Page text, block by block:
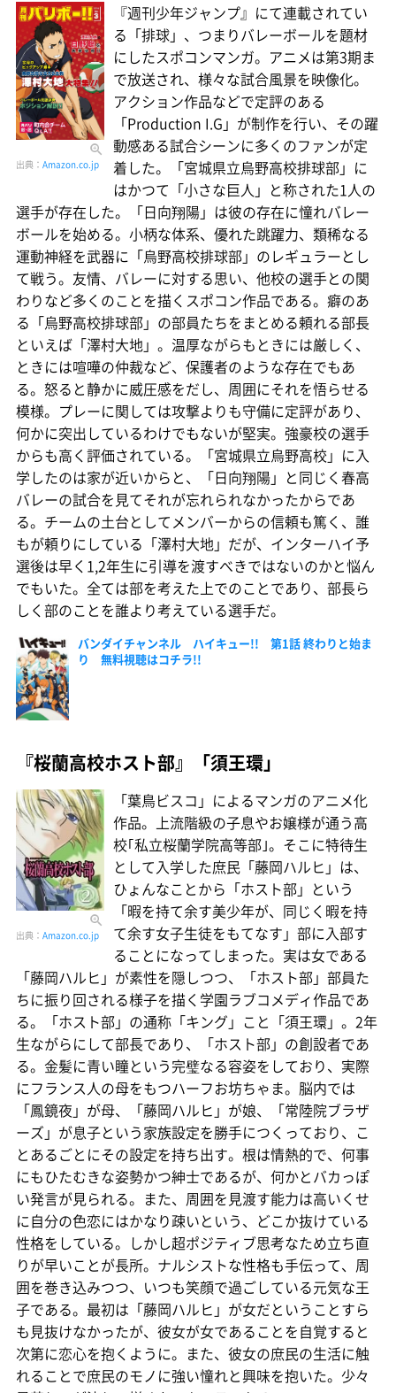
出典： Amazon.co.jp
『週刊少年ジャンプ』にて連載されてい
る「排球」、つまりバレーボールを題材
にしたスポコンマンガ。アニメは第3期ま
で放送され、様々な試合風景を映像化。
アクション作品などで定評のある
「Production I.G」が制作を行い、その躍
動感ある試合シーンに多くのファンが定
着した。「宮城県立烏野高校排球部」に
はかつて「小さな巨人」と称された1人の
選手が存在した。「日向翔陽」は彼の存在に憧れバレー
ボールを始める。小柄な体系、優れた跳躍力、類稀なる
運動神経を武器に「烏野高校排球部」のレギュラーとし
て戦う。友情、バレーに対する思い、他校の選手との関
わりなど多くのことを描くスポコン作品である。癖のあ
る「烏野高校排球部」の部員たちをまとめる頼れる部長
といえば「澤村大地」。温厚ながらもときには厳しく、
ときには喧嘩の仲裁など、保護者のような存在でもあ
る。怒ると静かに威圧感をだし、周囲にそれを悟らせる
模様。プレーに関しては攻撃よりも守備に定評があり、
何かに突出しているわけでもないが堅実。強豪校の選手
からも高く評価されている。「宮城県立烏野高校」に入
学したのは家が近いからと、「日向翔陽」と同じく春高
バレーの試合を見てそれが忘れられなかったからであ
る。チームの土台としてメンバーからの信頼も篤く、誰
もが頼りにしている「澤村大地」だが、インターハイ予
選後は早く1,2年生に引導を渡すべきではないのかと悩ん
でもいた。全ては部を考えた上でのことであり、部長ら
しく部のことを誰より考えている選手だ。
バンダイチャンネル ハイキュー!! 第1話 終わりと始ま
り 無料視聴はコチラ!!
『桜蘭高校ホスト部』「須王環」
出典： Amazon.co.jp
「葉鳥ビスコ」によるマンガのアニメ化
作品。上流階級の子息やお嬢様が通う高
校｢私立桜蘭学院高等部｣。そこに特待生
として入学した庶民「藤岡ハルヒ」は、
ひょんなことから「ホスト部」という
「暇を持て余す美少年が、同じく暇を持
て余す女子生徒をもてなす」部に入部す
ることになってしまった。実は女である
「藤岡ハルヒ」が素性を隠しつつ、「ホスト部」部員た
ちに振り回される様子を描く学園ラブコメディ作品であ
る。「ホスト部」の通称「キング」こと「須王環」。2年
生ながらにして部長であり、「ホスト部」の創設者であ
る。金髪に青い瞳という完璧なる容姿をしており、実際
にフランス人の母をもつハーフお坊ちゃま。脳内では
「鳳鏡夜」が母、「藤岡ハルヒ」が娘、「常陸院ブラザ
ーズ」が息子という家族設定を勝手につくっており、こ
とあるごとにその設定を持ち出す。根は情熱的で、何事
にもひたむきな姿勢かつ紳士であるが、何かとバカっぽ
い発言が見られる。また、周囲を見渡す能力は高いくせ
に自分の色恋にはかなり疎いという、どこか抜けている
性格をしている。しかし超ポジティブ思考なため立ち直
りが早いことが長所。ナルシストな性格も手伝って、周
囲を巻き込みつつ、いつも笑顔で過ごしている元気な王
子である。最初は「藤岡ハルヒ」が女だということすら
も見抜けなかったが、彼女が女であることを自覚すると
次第に恋心を抱くように。また、彼女の庶民の生活に触
れることで庶民のモノに強い憧れと興味を抱いた。少々